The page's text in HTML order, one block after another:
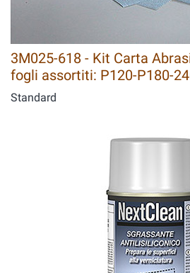
3M025-618 - Kit Carta
fogli assortiti: P120-P180-
Standard